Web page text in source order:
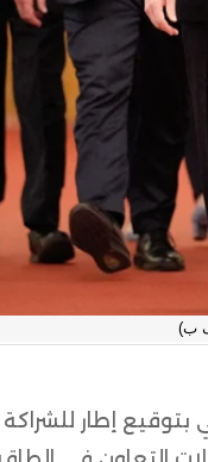
ف ب)
بتوقيع إطار